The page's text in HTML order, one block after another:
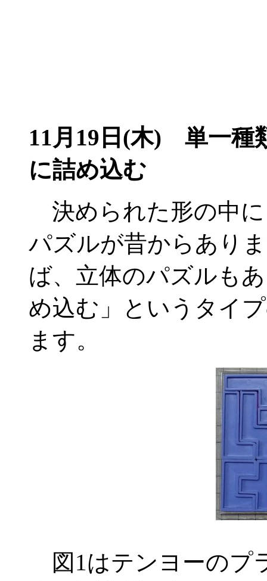
11月19日(木) 単一種
に詰め込む
決められた形の中
パズルが昔からあり
ば、立体のパズルも
め込む」というタイ
ます。
図1はテンヨーのプ